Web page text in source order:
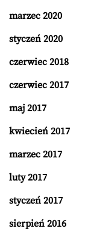
marzec 2020
styczeń 2020
czerwiec 2018
czerwiec 2017
maj 2017
kwiecień 2017
marzec 2017
luty 2017
styczeń 2017
sierpień 2016